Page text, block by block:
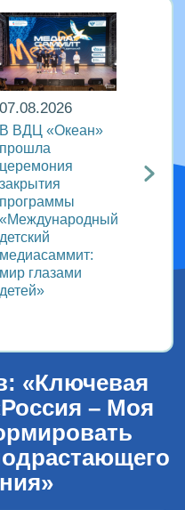
07.08.2026
В ВДЦ «Океан»
прошла
церемония
закрытия
программы
«Международный
детский
медиасаммит:
мир глазами
детей»
VIII
«Ключевая
– Моя